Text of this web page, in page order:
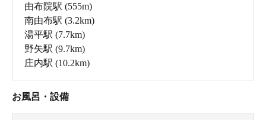
由布院駅 (555m)
南由布駅 (3.2km)
湯平駅 (7.7km)
野矢駅 (9.7km)
庄内駅 (10.2km)
お風呂・設備